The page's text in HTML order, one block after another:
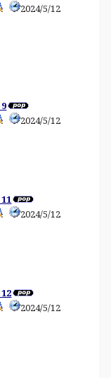
2024/5/12
2024/5/12
2024/5/12
2024/5/12